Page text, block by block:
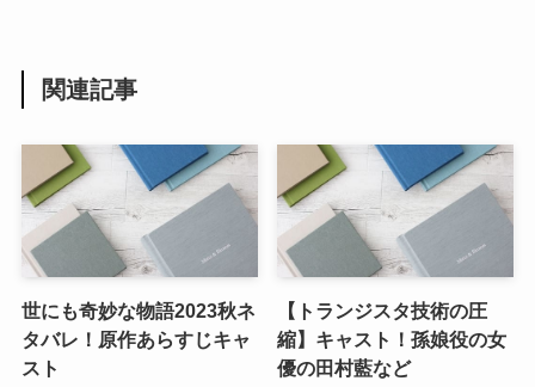
関連記事
世にも奇妙な物語2023秋ネ
タバレ！原作あらすじキャ
スト
【トランジスタ技術の圧
縮】キャスト！孫娘役の女
優の田村藍など